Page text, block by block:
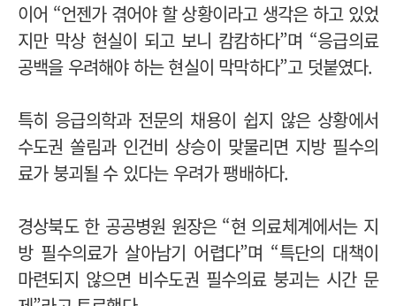
이어 “언젠가 겪어야 할 상황이라고 생각은 하고 있었
지만 막상 현실이 되고 보니 캄캄하다”며 “응급의료
공백을 우려해야 하는 현실이 막막하다”고 덧붙였다.
특히 응급의학과 전문의 채용이 쉽지 않은 상황에서
수도권 쏠림과 인건비 상승이 맞물리면 지방 필수의
료가 붕괴될 수 있다는 우려가 팽배하다.
경상북도 한 공공병원 원장은 “현 의료체계에서는 지
방 필수의료가 살아남기 어렵다”며 “특단의 대책이
마련되지 않으면 비수도권 필수의료 붕괴는 시간 문